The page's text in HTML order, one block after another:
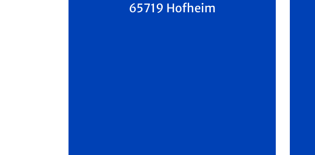
65719 Hofheim